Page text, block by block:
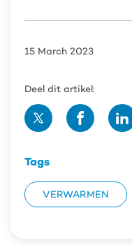
15 March 2023
Deel dit artikel:
Deel
op
Deel
op
Deel
op
Tags
VERWARMEN